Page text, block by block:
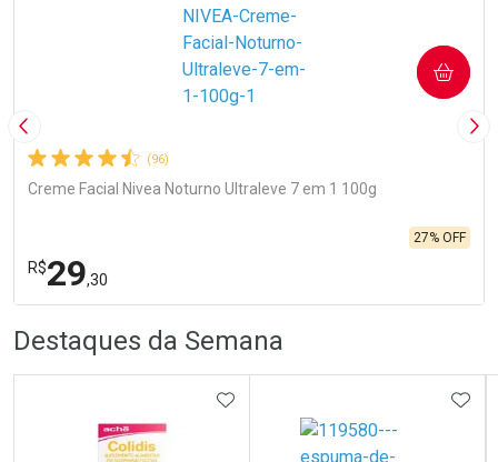
Imagem Anterior
(96)
Creme Facial Nivea Noturno Ultraleve 7 em 1 100g
R$29,30
27% OFF
COMPRAR
Laboratório
Por Menos
Destaques da Semana
ADICIONAR AOS FAVORITOS